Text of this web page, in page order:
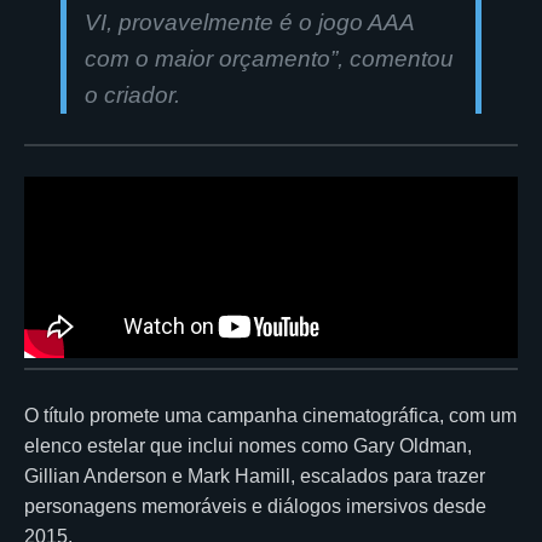
VI, provavelmente é o jogo AAA
com o maior orçamento”, comentou
o criador.
O título promete uma campanha cinematográfica, com um
elenco estelar que inclui nomes como Gary Oldman,
Gillian Anderson e Mark Hamill, escalados para trazer
personagens memoráveis e diálogos imersivos desde
2015.